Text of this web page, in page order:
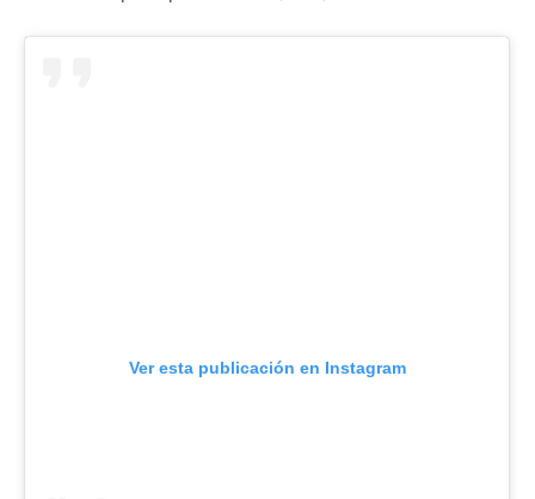
Ver esta publicación en Instagram